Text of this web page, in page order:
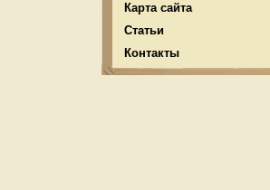
Карта сайта
Статьи
Контакты